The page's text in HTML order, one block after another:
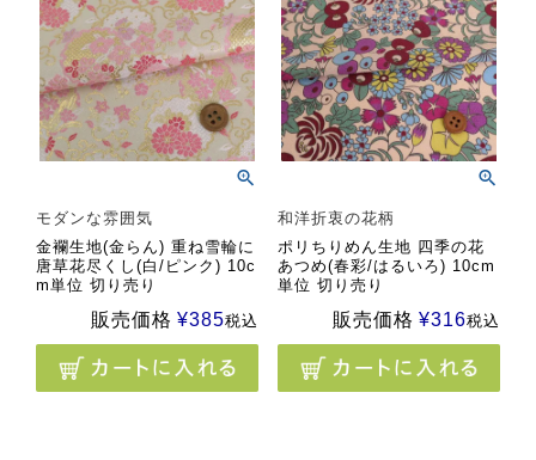
モダンな雰囲気
金襴生地(金らん) 重ね雪輪に
唐草花尽くし(白/ピンク) 10c
m単位 切り売り
販売価格 ¥385税込
和洋折衷の花柄
ポリちりめん生地 四季の花
あつめ(春彩/はるいろ) 10cm
単位 切り売り
販売価格 ¥316税込